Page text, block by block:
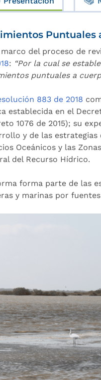
Puntuales
marco del proceso de
: “Por la cual se
puntuales a
883 de 2018
establecida en el
1076 de 2015); su
y de las
Oceánicos y las
del Recurso Hídrico.
forma parte de las
y marinas por